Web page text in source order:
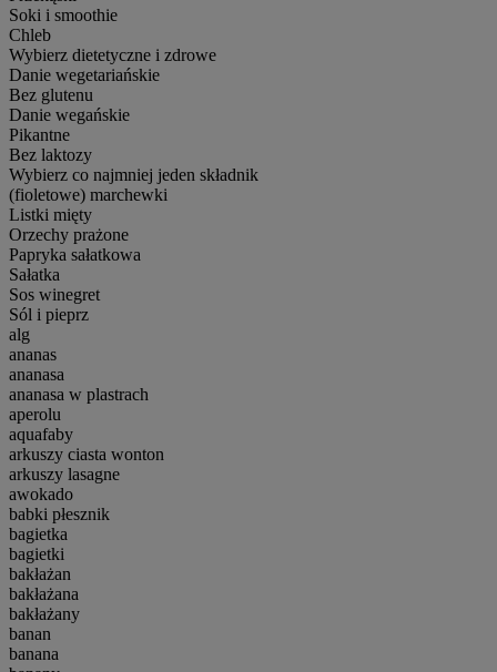
Soki i smoothie
Chleb
Wybierz dietetyczne i zdrowe
Danie wegetariańskie
Bez glutenu
Danie wegańskie
Pikantne
Bez laktozy
Wybierz co najmniej jeden składnik
(fioletowe) marchewki
Listki mięty
Orzechy prażone
Papryka sałatkowa
Sałatka
Sos winegret
Sól i pieprz
alg
ananas
ananasa
ananasa w plastrach
aperolu
aquafaby
arkuszy ciasta wonton
arkuszy lasagne
awokado
babki płesznik
bagietka
bagietki
bakłażan
bakłażana
bakłażany
banan
banana